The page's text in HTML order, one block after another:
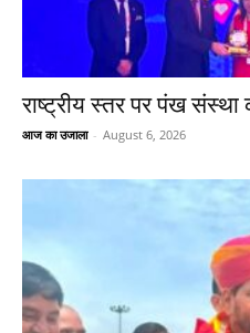
राष्ट्रीय स्तर पर पंख संस्था
आज का उजाला - August 6, 2026